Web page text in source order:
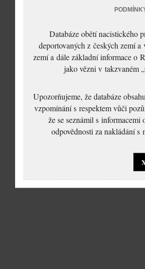
Databáze obětí nacistického
deportovaných z českých zemí
zemí a dále základní informace o
jako vězni v takzvaném
Upozorňujeme, že databáze
vzpomínání s respektem vůči
že se seznámil s
odpovědnosti za nakládání